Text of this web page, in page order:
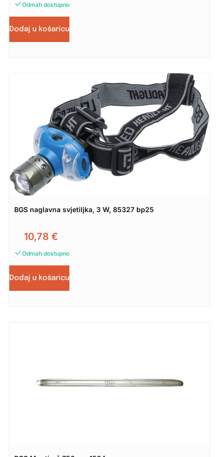
Odmah dostupno
Dodaj u košaricu
BGS naglavna svjetiljka, 3 W, 85327 bp25
10,78 €
Odmah dostupno
Dodaj u košaricu